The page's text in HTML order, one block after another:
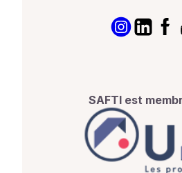
SAFTI est